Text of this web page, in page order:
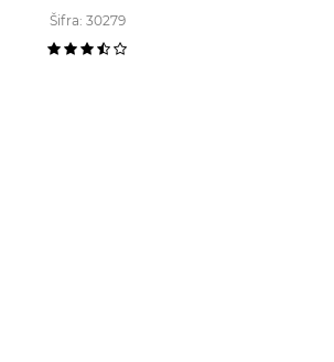
Šifra: 30279